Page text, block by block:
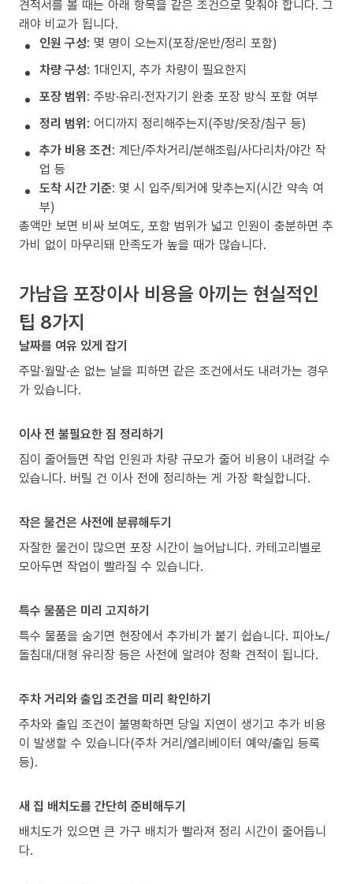
견적서를 볼 때는 아래 항목을 같은 조건으로 맞춰야 합니다. 그
래야 비교가 됩니다.
인원 구성: 몇 명이 오는지(포장/운반/정리 포함)
차량 구성: 1대인지, 추가 차량이 필요한지
포장 범위: 주방·유리·전자기기 완충 포장 방식 포함 여부
정리 범위: 어디까지 정리해주는지(주방/옷장/침구 등)
추가 비용 조건: 계단/주차거리/분해조립/사다리차/야간 작
업 등
도착 시간 기준: 몇 시 입주/퇴거에 맞추는지(시간 약속 여
부)
총액만 보면 비싸 보여도, 포함 범위가 넓고 인원이 충분하면 추
가비 없이 마무리돼 만족도가 높을 때가 많습니다.
가남읍 포장이사 비용을 아끼는 현실적인
팁 8가지
날짜를 여유 있게 잡기
주말·월말·손 없는 날을 피하면 같은 조건에서도 내려가는 경우
가 있습니다.
이사 전 불필요한 짐 정리하기
짐이 줄어들면 작업 인원과 차량 규모가 줄어 비용이 내려갈 수
있습니다. 버릴 건 이사 전에 정리하는 게 가장 확실합니다.
작은 물건은 사전에 분류해두기
자잘한 물건이 많으면 포장 시간이 늘어납니다. 카테고리별로
모아두면 작업이 빨라질 수 있습니다.
특수 물품은 미리 고지하기
특수 물품을 숨기면 현장에서 추가비가 붙기 쉽습니다. 피아노/
돌침대/대형 유리장 등은 사전에 알려야 정확 견적이 됩니다.
주차 거리와 출입 조건을 미리 확인하기
주차와 출입 조건이 불명확하면 당일 지연이 생기고 추가 비용
이 발생할 수 있습니다(주차 거리/엘리베이터 예약/출입 등록
등).
새 집 배치도를 간단히 준비해두기
배치도가 있으면 큰 가구 배치가 빨라져 정리 시간이 줄어듭니
다.